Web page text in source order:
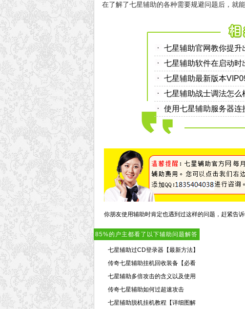
在了解了七星辅助的各种需要规避问题后，就
七星辅助官网教你提升
七星辅助软件在启动时
七星辅助最新版本
七星辅助战士调法怎么
使用七星辅助服务器
你朋友使用辅助时肯定也遇到过这样的问题，赶紧告诉
85%的户主都看了以下辅助问题解答
七星辅助过CD登录器【最新方法】
传奇七星辅助挂机回收装备【必看
七星辅助多倍攻击的含义以及使用
传奇七星辅助如何过超速攻击
七星辅助脱机挂机教程【详细图解